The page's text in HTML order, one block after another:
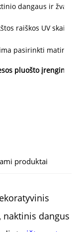
dangaus ir
raiškos UV
pasirinkti matinį /
pluošto įrenginys
produktai
naktinis dangus